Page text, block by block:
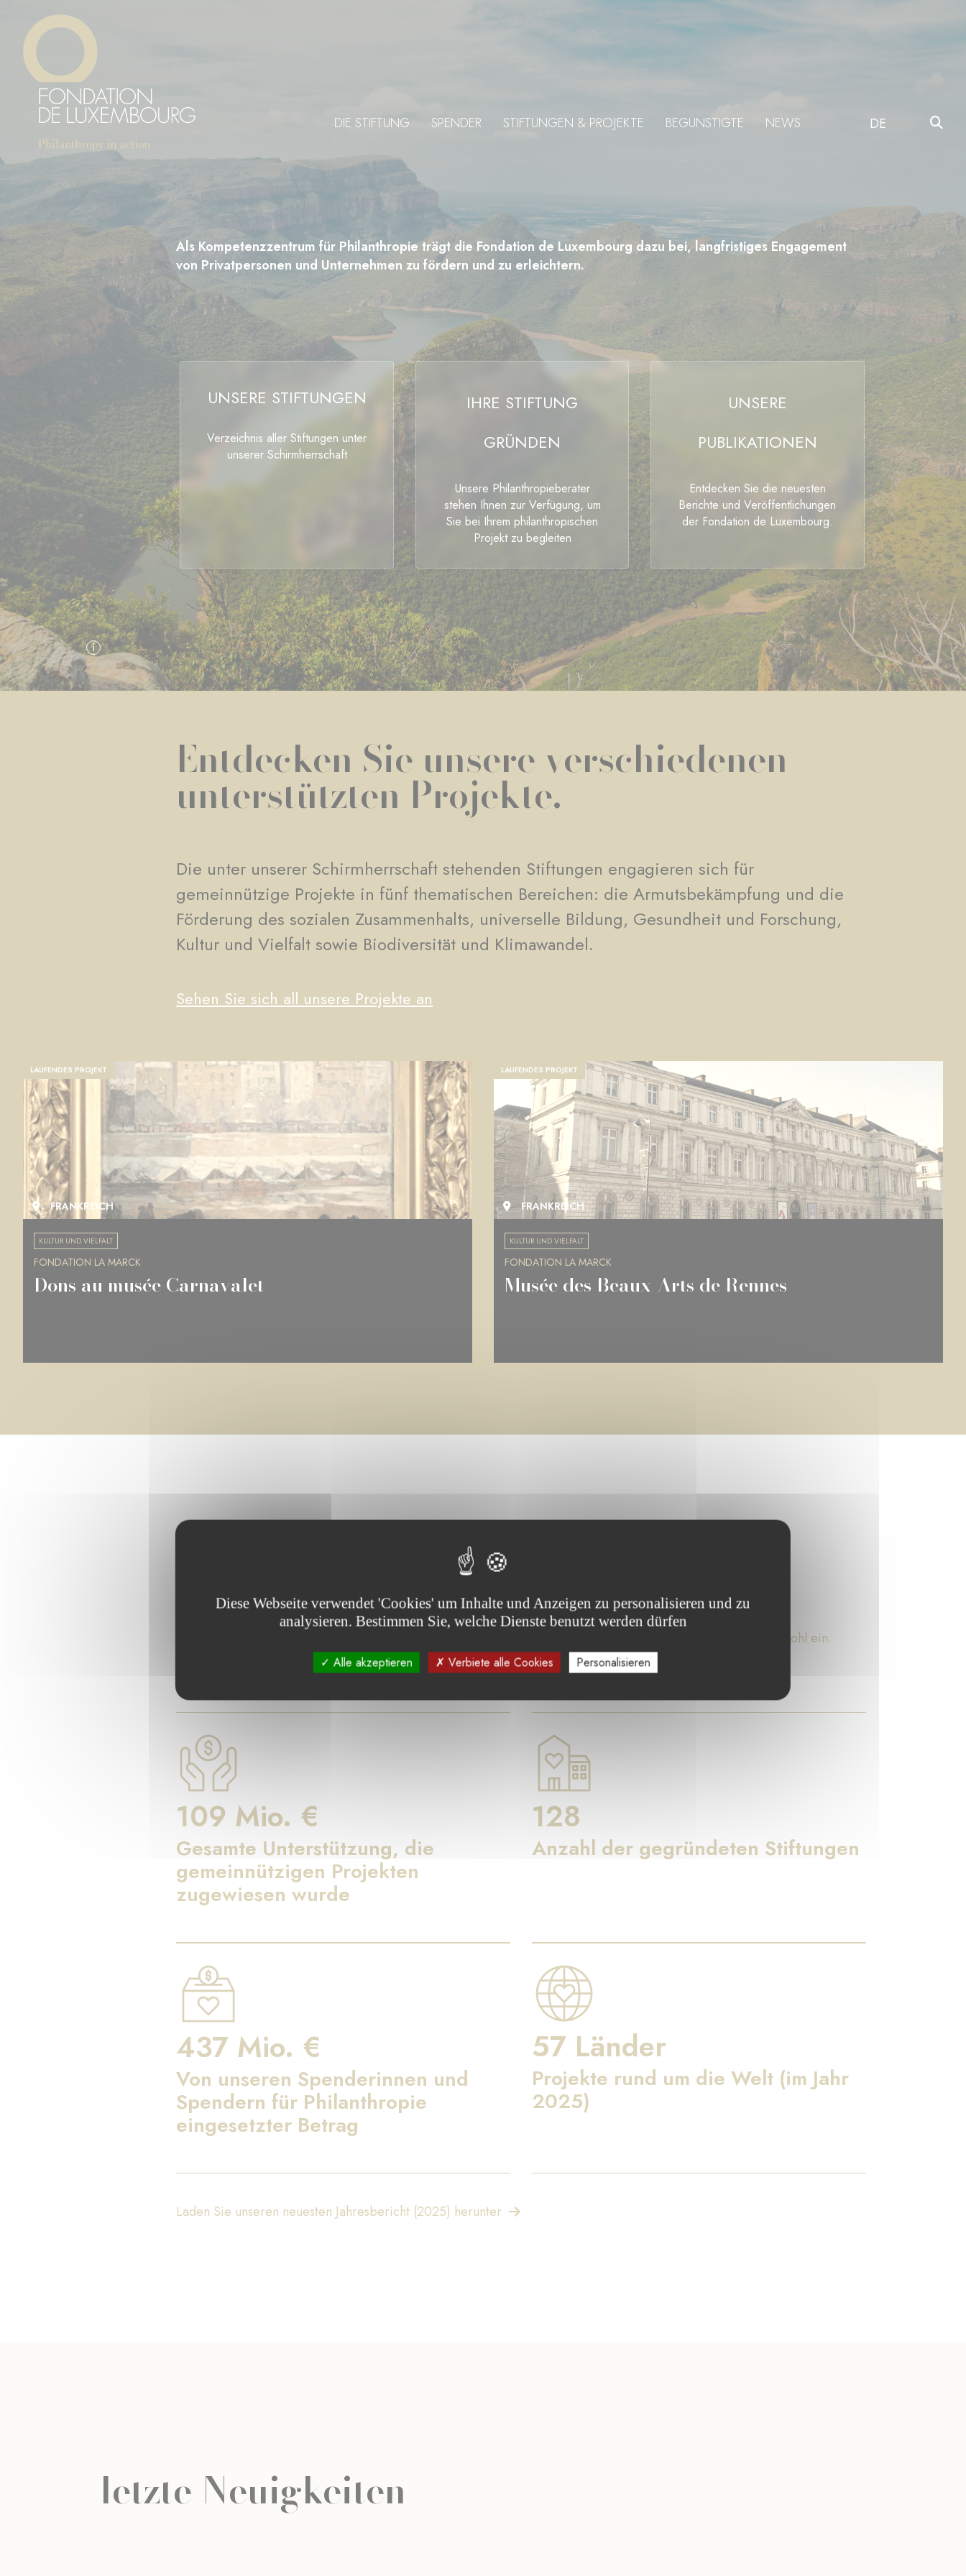
Inhalt
DIE STIFTUNG SPENDER STIFTUNGEN & PROJEKTE BEGÜNSTIGTE NEWS DE
Als Kompetenzzentrum für Philanthropie trägt die Fondation de Luxembourg dazu bei, langfristiges Engagement
von Privatpersonen und Unternehmen zu fördern und zu erleichtern.
UNSERE STIFTUNGEN
Verzeichnis aller Stiftungen unter
unserer Schirmherrschaft
IHRE STIFTUNG
GRÜNDEN
Unsere Philanthropieberater
stehen Ihnen zur Verfügung, um
Sie bei Ihrem philanthropischen
Projekt zu begleiten
UNSERE
PUBLIKATIONEN
Entdecken Sie die neuesten
Berichte und Veröffentlichungen
der Fondation de Luxembourg.
Entdecken Sie unsere verschiedenen
unterstützten Projekte.
Die unter unserer Schirmherrschaft stehenden Stiftungen engagieren sich für
gemeinnützige Projekte in fünf thematischen Bereichen: die Armutsbekämpfung und die
Förderung des sozialen Zusammenhalts, universelle Bildung, Gesundheit und Forschung,
Kultur und Vielfalt sowie Biodiversität und Klimawandel.
Sehen Sie sich all unsere Projekte an
LAUFENDES PROJEKT
FRANKREICH
KULTUR UND VIELFALT
FONDATION LA MARCK
Dons au musée Carnavalet
LAUFENDES PROJEKT
FRANKREICH
KULTUR UND VIELFALT
FONDATION LA MARCK
Musée des Beaux-Arts de Rennes
Die wichtigsten Zahlen
Seit 17 Jahren setzt sich die Fondation de Luxembourg durch die von ihr betreuten Stiftungen für das Gemeinwohl ein.
109 Mio. €
Gesamte Unterstützung, die
gemeinnützigen Projekten
zugewiesen wurde
128
Anzahl der gegründeten Stiftungen
437 Mio. €
Von unseren Spenderinnen und
Spendern für Philanthropie
eingesetzter Betrag
57 Länder
Projekte rund um die Welt (im Jahr
2025)
Laden Sie unseren neuesten Jahresbericht (2025) herunter
letzte Neuigkeiten
Diese Webseite verwendet 'Cookies' um Inhalte und Anzeigen zu personalisieren und zu
analysieren. Bestimmen Sie, welche Dienste benutzt werden dürfen
Alle akzeptieren Verbiete alle Cookies Personalisieren